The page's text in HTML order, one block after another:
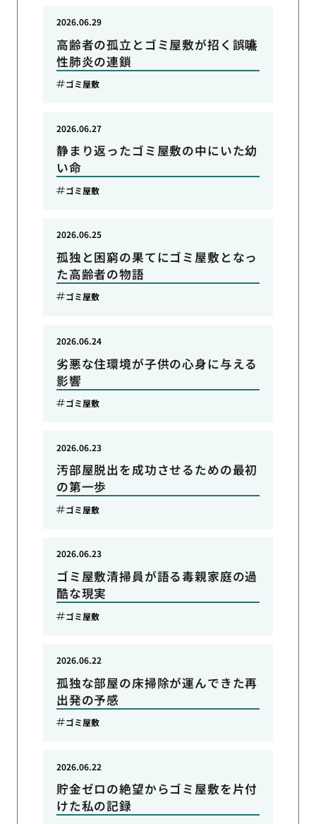
高齢者の孤立とゴミ屋敷が招く誤嚥
性肺炎の連鎖
2026.06.29
ゴミ屋敷
静まり返ったゴミ屋敷の中にいた幼
い命
2026.06.27
ゴミ屋敷
孤独と困窮の果てにゴミ屋敷となっ
た高齢者の物語
2026.06.25
ゴミ屋敷
劣悪な住環境が子供の心身に与える
影響
2026.06.24
ゴミ屋敷
汚部屋脱出を成功させるための最初
の第一歩
2026.06.23
ゴミ屋敷
ゴミ屋敷清掃員が語る毒親家庭の過
酷な現実
2026.06.23
ゴミ屋敷
孤独な部屋の床掃除が運んできた再
出発の予感
2026.06.22
ゴミ屋敷
貯金ゼロの絶望からゴミ屋敷を片付
けた私の記録
2026.06.22